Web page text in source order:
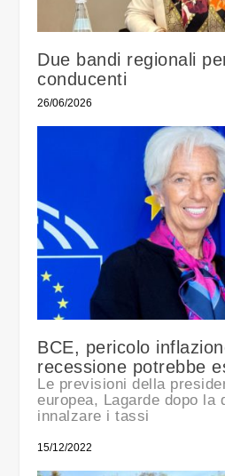
Due bandi regionali
conducenti
26/06/2026
BCE, pericolo
recessione potrebbe
Le previsioni della
europea, Lagarde dopo la
innalzare i tassi
15/12/2022